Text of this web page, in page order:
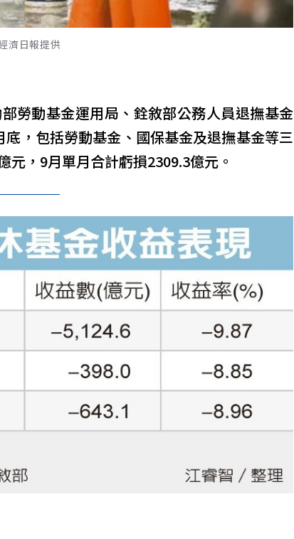
濟日報提供
勞動基金運用局、銓敘部公務人員退撫基金
，包括勞動基金、國保基金及退撫基金等三
元，9月單月合計虧損2309.3億元。